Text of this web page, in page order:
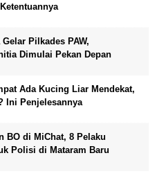
Pilkades PAW,
Dimulai Pekan Depan
Ada Kucing Liar Mendekat,
Ini Penjelesannya
BO di MiChat, 8 Pelaku
Polisi di Mataram Baru